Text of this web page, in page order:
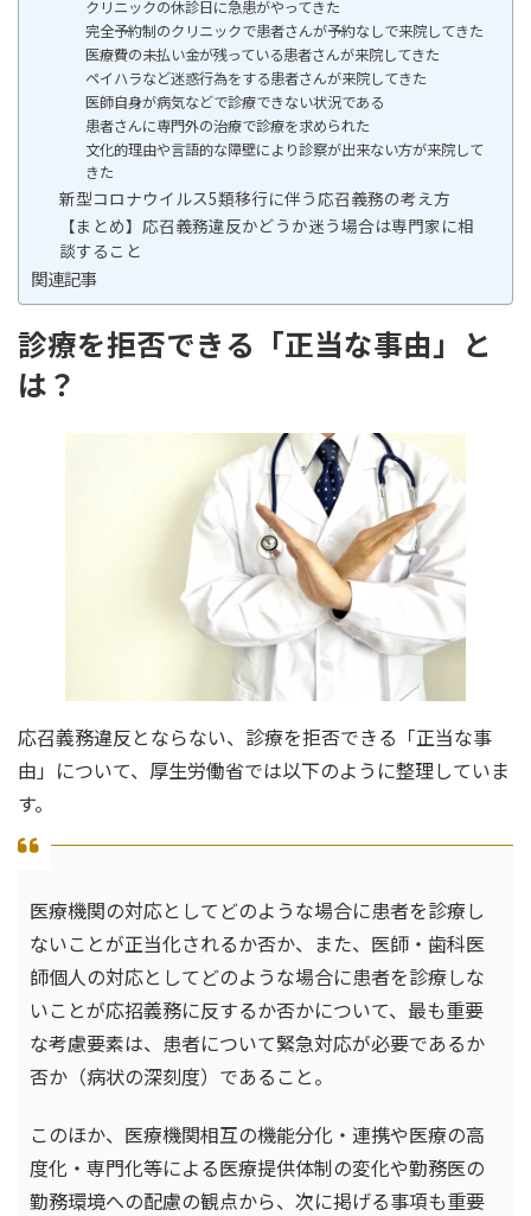
クリニックの休診日に急患がやってきた
完全予約制のクリニックで患者さんが予約なしで来院してきた
医療費の未払い金が残っている患者さんが来院してきた
ペイハラなど迷惑行為をする患者さんが来院してきた
医師自身が病気などで診療できない状況である
患者さんに専門外の治療で診療を求められた
文化的理由や言語的な障壁により診察が出来ない方が来院して
きた
新型コロナウイルス5類移行に伴う応召義務の考え方
【まとめ】応召義務違反かどうか迷う場合は専門家に相
談すること
関連記事
診療を拒否できる「正当な事由」と
は ？
応召義務違反とならない、診療を拒否できる「正当な事
由」について、厚生労働省では以下のように整理していま
す。
医療機関の対応としてどのような場合に患者を診療し
ないことが正当化されるか否か、また、医師・歯科医
師個人の対応としてどのような場合に患者を診療しな
いことが応招義務に反するか否かについて、最も重要
な考慮要素は、患者について緊急対応が必要であるか
否か（病状の深刻度）であること。
このほか、医療機関相互の機能分化・連携や医療の高
度化・専門化等による医療提供体制の変化や勤務医の
勤務環境への配慮の観点から、次に掲げる事項も重要